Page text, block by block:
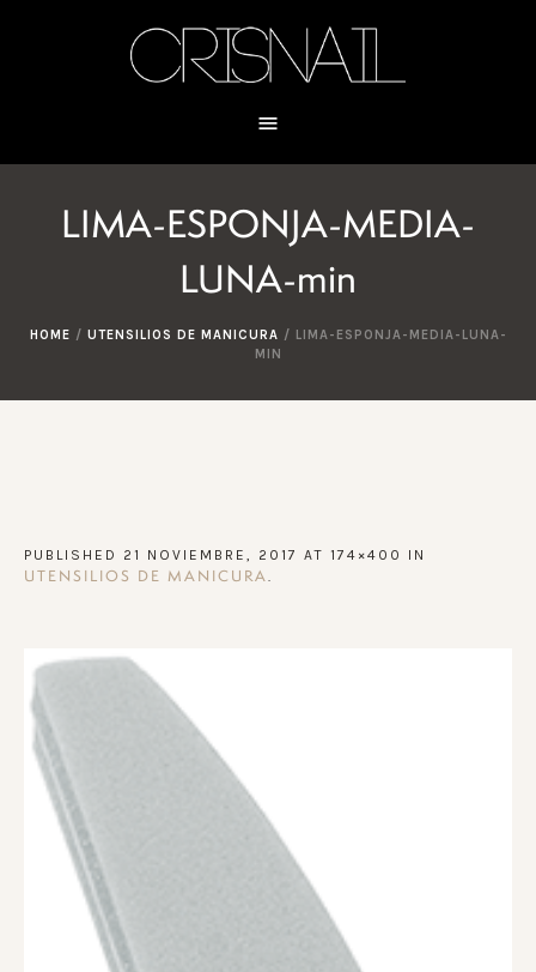
LIMA-ESPONJA-MEDIA-
LUNA-min
HOME / UTENSILIOS DE MANICURA / LIMA-ESPONJA-MEDIA-LUNA-
MIN
PUBLISHED 21 NOVIEMBRE, 2017 AT 174×400 IN
UTENSILIOS DE MANICURA.